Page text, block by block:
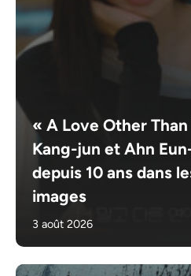
« A Love Other Than
Kang-jun et Ahn
depuis 10 ans dans
images
3 août 2026